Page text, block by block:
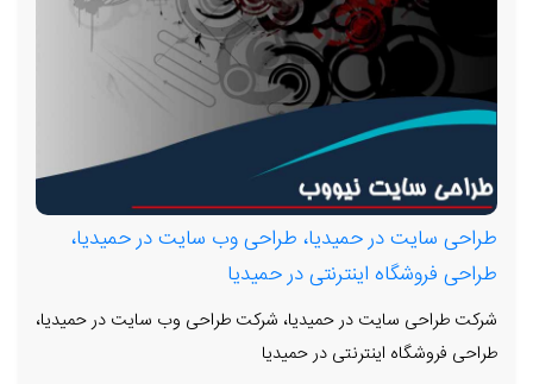
طراحی سایت در حمیدیا، طراحی وب سایت در حمیدیا،
طراحی فروشگاه اینترنتی در حمیدیا
شرکت طراحی سایت در حمیدیا، شرکت طراحی وب سایت در حمیدیا،
طراحی فروشگاه اینترنتی در حمیدیا